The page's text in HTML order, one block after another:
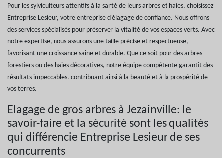
Pour les sylviculteurs attentifs à la santé de leurs arbres et haies, choisissez
Entreprise Lesieur, votre entreprise d'élagage de confiance. Nous offrons
des services spécialisés pour préserver la vitalité de vos espaces verts. Avec
notre expertise, nous assurons une taille précise et respectueuse,
favorisant une croissance saine et durable. Que ce soit pour des arbres
forestiers ou des haies décoratives, notre équipe compétente garantit des
résultats impeccables, contribuant ainsi à la beauté et à la prospérité de
vos terres.
Elagage de gros arbres à Jezainville: le
savoir-faire et la sécurité sont les qualités
qui différencie Entreprise Lesieur de ses
concurrents